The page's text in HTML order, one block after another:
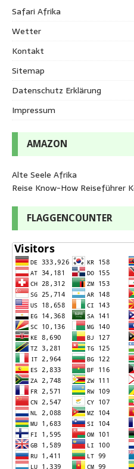
Safari Afrika
Wetter
Kontakt
Sitemap
Datenschutz Erklärung
Impressum
AMAZON
Alte Seele Afrika
Reise Know-How Reiseführer
FLAGGENCOUNTER